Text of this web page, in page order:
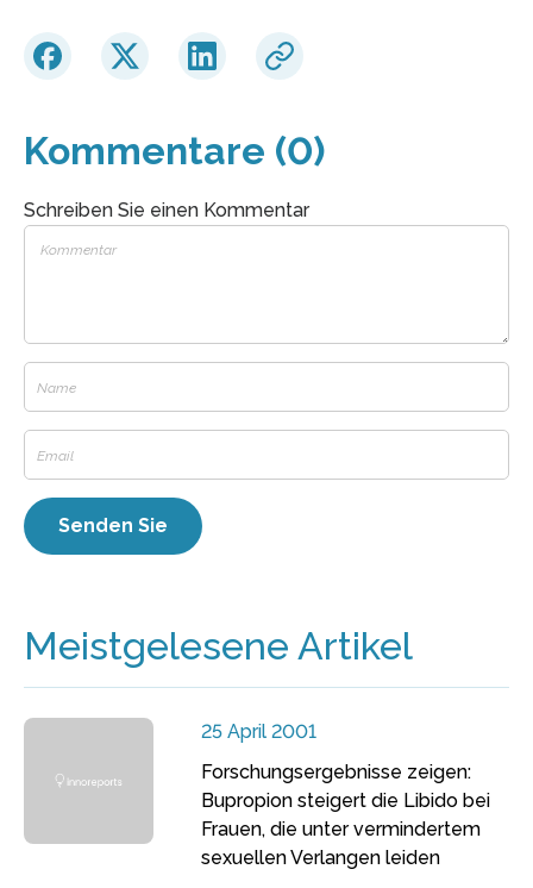
Kommentare (0)
Schreiben Sie einen Kommentar
Meistgelesene Artikel
25 April 2001
Forschungsergebnisse zeigen:
Bupropion steigert die Libido bei
Frauen, die unter vermindertem
sexuellen Verlangen leiden